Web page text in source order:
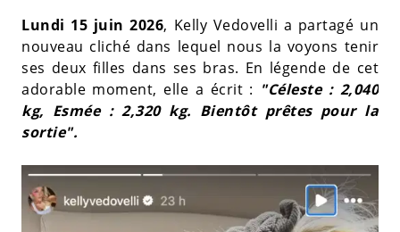
Lundi 15 juin 2026, Kelly Vedovelli a partagé un
nouveau cliché dans lequel nous la voyons tenir
ses deux filles dans ses bras. En légende de cet
adorable moment, elle a écrit : "Céleste : 2,040
kg, Esmée : 2,320 kg. Bientôt prêtes pour la
sortie".